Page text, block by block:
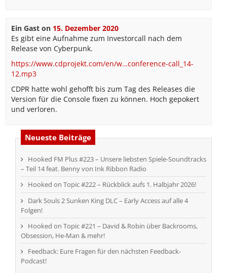
Ein Gaston 15. Dezember 2020
Es gibt eine Aufnahme zum Investorcall nach dem
Release von Cyberpunk.
https://www.cdprojekt.com/en/w…conference-call_14-
12.mp3
CDPR hatte wohl gehofft bis zum Tag des Releases die
Version für die Console fixen zu können. Hoch gepokert
und verloren.
Neueste Beiträge
Hooked FM Plus #223 – Unsere liebsten Spiele-Soundtracks
– Teil 14 feat. Benny von Ink Ribbon Radio
Hooked on Topic #222 – Rückblick aufs 1. Halbjahr 2026!
Dark Souls 2 Sunken King DLC – Early Access auf alle 4
Folgen!
Hooked on Topic #221 – David & Robin über Backrooms,
Obsession, He-Man & mehr!
Feedback: Eure Fragen für den nächsten Feedback-
Podcast!